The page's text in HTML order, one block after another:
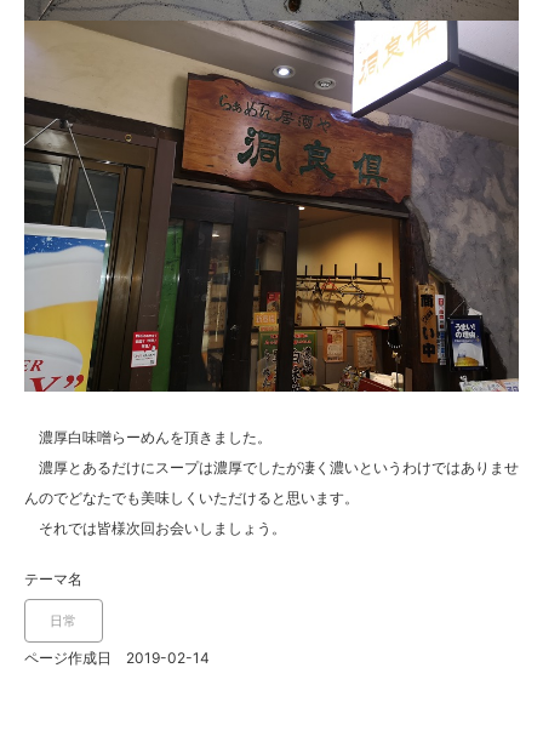
濃厚白味噌らーめんを頂きました。
濃厚とあるだけにスープは濃厚でしたが凄く濃いというわけではありませ
んのでどなたでも美味しくいただけると思います。
それでは皆様次回お会いしましょう。
テーマ名
日常
ページ作成日 2019-02-14